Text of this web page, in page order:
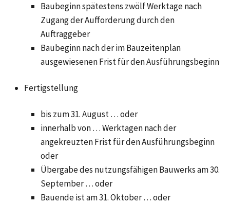
Baubeginn spätestens zwölf Werktage nach
Zugang der Aufforderung durch den
Auftraggeber
Baubeginn nach der im Bauzeitenplan
ausgewiesenen Frist für den Ausführungsbeginn
Fertigstellung
bis zum 31. August … oder
innerhalb von … Werktagen nach der
angekreuzten Frist für den Ausführungsbeginn
oder
Übergabe des nutzungsfähigen Bauwerks am 30.
September … oder
Bauende ist am 31. Oktober … oder